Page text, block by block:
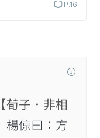
P.16
【荀子．非相
楊倞曰：方